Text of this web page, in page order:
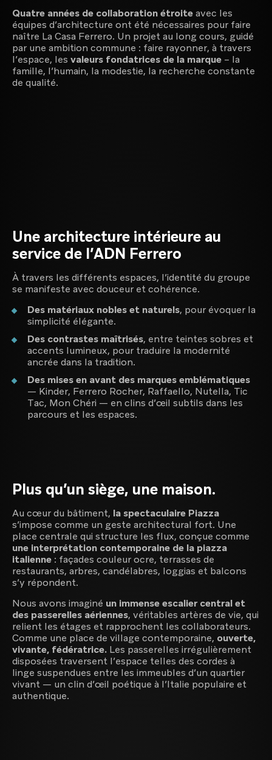
Quatre années de collaboration étroiteavec les
équipes d’architecture ont été nécessaires pour faire
naître La Casa Ferrero. Un projet au long cours, guidé
par une ambition commune : faire rayonner, à travers
l’espace, les valeurs fondatrices de la marque – la
famille, l’humain, la modestie, la recherche constante
de qualité.
Une architecture intérieure au
service de l’ADN Ferrero
À travers les différents espaces, l’identité du groupe
se manifeste avec douceur et cohérence.
Des matériaux nobles et naturels, pour évoquer la
simplicité élégante.
Des contrastes maîtrisés, entre teintes sobres et
accents lumineux, pour traduire la modernité
ancrée dans la tradition.
Des mises en avant des marques emblématiques
— Kinder, Ferrero Rocher, Raffaello, Nutella, Tic
Tac, Mon Chéri — en clins d’œil subtils dans les
parcours et les espaces.
Plus qu’un siège, une maison.
Au cœur du bâtiment, la spectaculaire Piazza
s’impose comme un geste architectural fort. Une
place centrale qui structure les flux, conçue comme
une interprétation contemporaine de la piazza
italienne : façades couleur ocre, terrasses de
restaurants, arbres, candélabres, loggias et balcons
s’y répondent.
Nous avons imaginé un immense escalier central et
des passerelles aériennes, véritables artères de vie, qui
relient les étages et rapprochent les collaborateurs.
Comme une place de village contemporaine, ouverte,
vivante, fédératrice. Les passerelles irrégulièrement
disposées traversent l’espace telles des cordes à
linge suspendues entre les immeubles d’un quartier
vivant — un clin d’œil poétique à l’Italie populaire et
authentique.